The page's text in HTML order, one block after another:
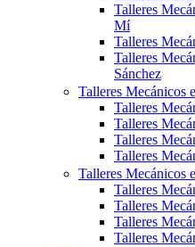
Talleres
Mí
Talleres
Talleres
Sánchez
Talleres Mecánicos
Talleres
Talleres
Talleres
Talleres
Talleres Mecánicos
Talleres
Talleres
Talleres
Talleres